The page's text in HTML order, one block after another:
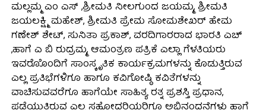
ಮಲ್ಲಮ್ಮ ಎಂ ಎಸ್ ,ಶ್ರೀಮತಿ ನೀಲಗುಂದ ಜಯಮ್ಮ, ಶ್ರೀಮತಿ
ಜಯಲಕ್ಷ್ಮಿ ಮಹೇಶ್, ಶ್ರೀಮತಿ ಪ್ರೇಮ ಸೋಮಶೇಖರ್ ಹೇಮ
ಗಣೇಶ್ ಶೇಟ್, ಸುನಿತಾ ಪ್ರಕಾಶ್, ವರದಿಗಾರರಾದ ಭಾರತಿ ಎಚ್
,ಹಾಗೆ ಎ ಬಿ ರುದ್ರಮ್ಮ, ಆಮಂತ್ರಣ ಪತ್ರಿಕೆ ಎಲ್ಲಾ ಗೆಳತಿಯರು
ಇವರೊೊಂದಿಗೆ ಸಾಂಸ್ಕೃತಿಕ ಕಾರ್ಯಕ್ರಮಗಳನ್ನು ಕೊಡುತ್ತಿರುವ
ಎಲ್ಲ ಪ್ರತಿಭೆಗಳಿಗೂ ಹಾಗೂ ಕವಿಗೋಷ್ಠಿ ಕವಿತೆಗಳನ್ನು
ವಾಚಿಸುವವರೆಗೂ ಹಾಗೆಯೇ ಸಾಹಿತ್ಯ ರತ್ನ ಪ್ರಶಸ್ತಿ ಪ್ರಧಾನ,